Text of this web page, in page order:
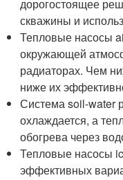
дорогостоящее
скважины и
Тепловые насосы
окружающей
радиаторах. Чем
ниже их
Система soil-water
охлаждается, а
обогрева через
Тепловые насосы
эффективных